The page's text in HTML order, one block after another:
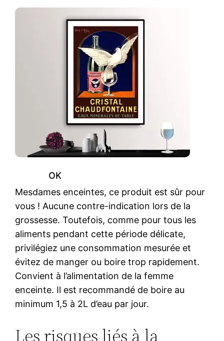
OK
Mesdames enceintes, ce produit est sûr pour
vous ! Aucune contre-indication lors de la
grossesse. Toutefois, comme pour tous les
aliments pendant cette période délicate,
privilégiez une consommation mesurée et
évitez de manger ou boire trop rapidement.
Convient à l’alimentation de la femme
enceinte. Il est recommandé de boire au
minimum 1,5 à 2L d’eau par jour.
Les risques liés à la